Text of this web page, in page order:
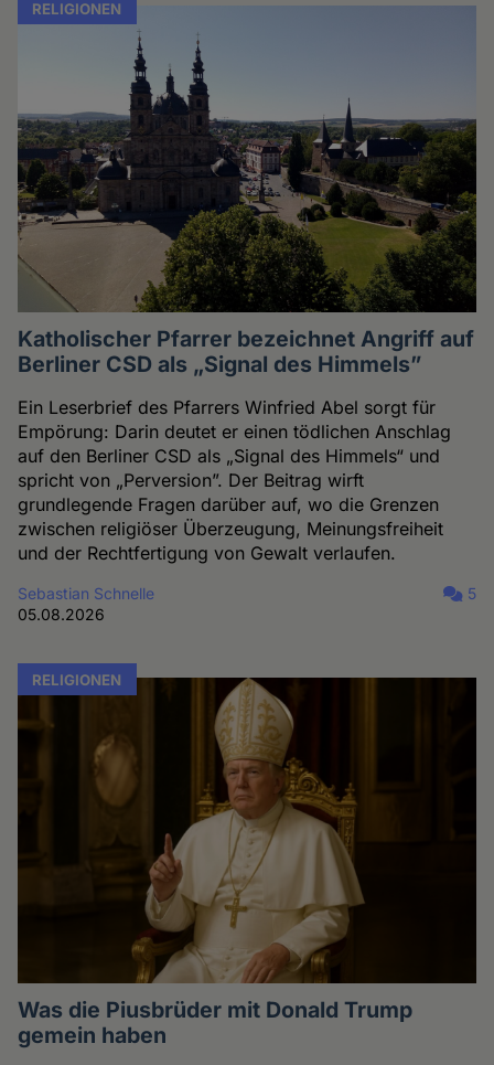
RELIGIONEN
Katholischer Pfarrer bezeichnet Angriff auf
Berliner CSD als „Signal des Himmels”
Ein Leserbrief des Pfarrers Winfried Abel sorgt für
Empörung: Darin deutet er einen tödlichen Anschlag
auf den Berliner CSD als „Signal des Himmels“ und
spricht von „Perversion”. Der Beitrag wirft
grundlegende Fragen darüber auf, wo die Grenzen
zwischen religiöser Überzeugung, Meinungsfreiheit
und der Rechtfertigung von Gewalt verlaufen.
Sebastian Schnelle
05.08.2026
5
RELIGIONEN
Was die Piusbrüder mit Donald Trump
gemein haben